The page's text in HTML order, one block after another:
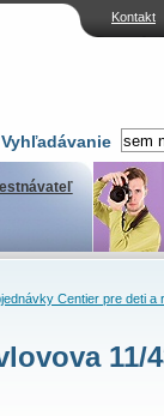
Kontakt
Vyhľadávanie
Centier pre deti a
11/